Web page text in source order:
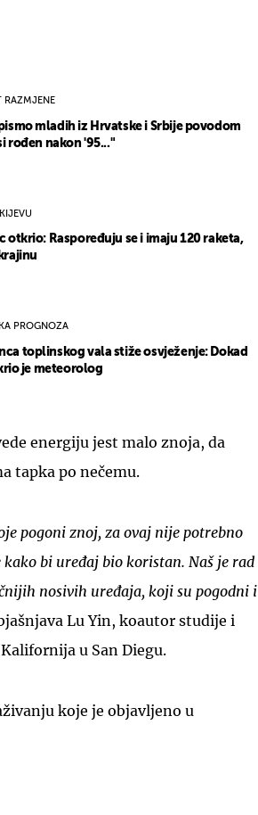
RAZMJENE
mladih iz Hrvatske i Srbije povodom
rođen nakon '95..."
otkrio: Raspoređuju se i imaju 120 raketa,
PROGNOZA
toplinskog vala stiže osvježenje: Dokad
je meteorolog
energiju jest malo znoja, da
tapka po nečemu.
pogoni znoj, za ovaj nije potrebno
bi uređaj bio koristan. Naš je rad
nosivih uređaja, koji su pogodni i
Lu Yin, koautor studije i
u San Diegu.
koje je objavljeno u